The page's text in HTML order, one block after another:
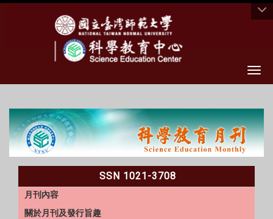
SSN 1021-3708
月刊內容
關於月刊及發行旨趣